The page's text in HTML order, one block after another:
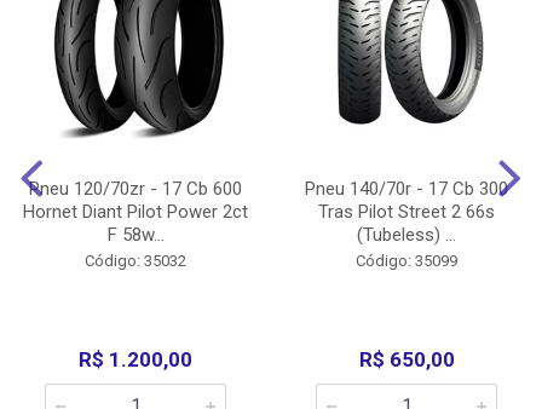
Pneu 120/70zr - 17 Cb 600
Hornet Diant Pilot Power 2ct
F 58w...
Código: 35032
R$ 1.200,00
Pneu 140/70r - 17 Cb 300
Tras Pilot Street 2 66s
(Tubeless) ...
Código: 35099
R$ 650,00